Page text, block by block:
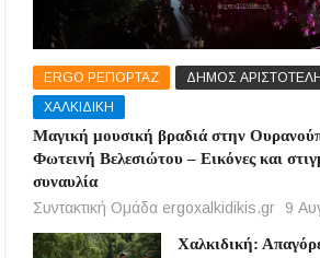
ERGO ΡΕΠΟΡΤΑΖ ΔΗΜΟΣ ΑΡΙΣΤΟΤΕΛΗ
ΧΑΛΚΙΔΙΚΗ
Μαγική μουσική βραδιά στην
Φωτεινή Βελεσιώτου – Εικόνες και
συναυλία
Συντακτική Ομάδα ergoxalkidikis.gr
9
Χαλκιδική: